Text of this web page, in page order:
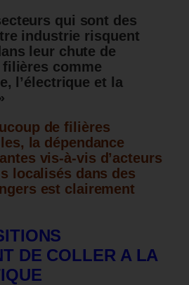
qui sont des
industrie risquent
leur chute de
comme
l’électrique et la
de filières
la dépendance
vis-à-vis d’acteurs
localisés dans des
est clairement
DE COLLER A LA